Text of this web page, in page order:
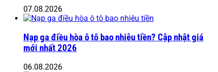
07.08.2026
Nạp ga điều hòa ô tô bao nhiêu tiền? Cập nhật giá
mới nhất 2026
06.08.2026